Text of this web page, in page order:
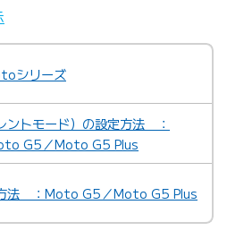
シリーズ
ントモード）の設定方法 ：
G5／Moto G5 Plus
法 ：Moto G5／Moto G5 Plus